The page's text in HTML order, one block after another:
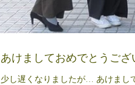
あけましておめでとうござ
少し遅くなりましたが… あけまし